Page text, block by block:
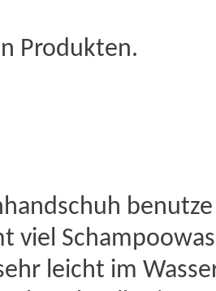
Produkten.
viel
leicht im